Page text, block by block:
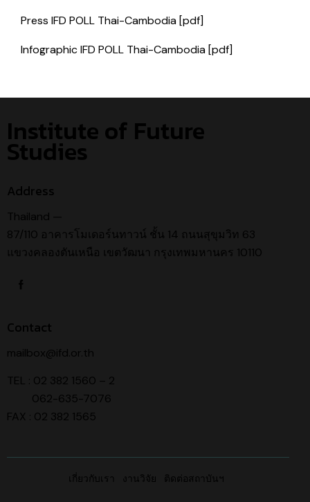
Press IFD POLL Thai-Cambodia [pdf]
Infographic IFD POLL Thai-Cambodia [pdf]
Institute of Future
Studies
Address
Thailand —
87/110 อาคารโมเดอร์นทาวน์ ชั้น 14 ถนนสุขุมวิท 63
แขวงคลองตันเหนือ เขตวัฒนา กรุงเทพมหานคร 10110
Contact
mailbox@ifd.or.th
TEL : 02 382 1560 – 2
062-635-7076
FAX : 02 382 1565
เกี่ยวกับเรา งานวิจัย ติดต่อสถาบันฯ